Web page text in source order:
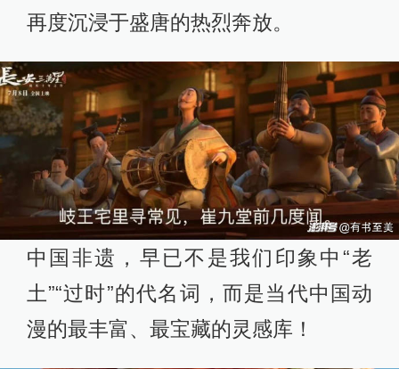
再度沉浸于盛唐的热烈奔放。
中国非遗，早已不是我们印象中“老
土”“过时”的代名词，而是当代中国动
漫的最丰富、最宝藏的灵感库！